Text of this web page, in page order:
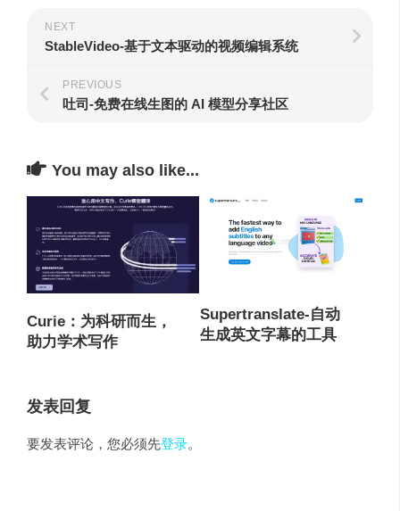
NEXT
StableVideo-基于文本驱动的视频编辑系统
PREVIOUS
吐司-免费在线生图的 AI 模型分享社区
You may also like...
Curie：为科研而生，
助力学术写作
Supertranslate-自动
生成英文字幕的工具
发表回复
要发表评论，您必须先登录。